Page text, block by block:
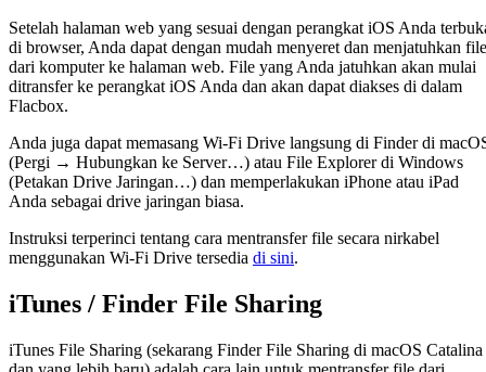
Setelah halaman web yang sesuai dengan perangkat iOS Anda
di browser, Anda dapat dengan mudah menyeret dan menjatuhkan file
dari komputer ke halaman web. File yang Anda jatuhkan akan mulai
ditransfer ke perangkat iOS Anda dan akan dapat diakses di dalam
Flacbox.
Anda juga dapat memasang Wi-Fi Drive langsung di Finder di
(Pergi → Hubungkan ke Server…) atau File Explorer di Windows
(Petakan Drive Jaringan…) dan memperlakukan iPhone atau iPad
Anda sebagai drive jaringan biasa.
Instruksi terperinci tentang cara mentransfer file secara nirkabel
menggunakan Wi-Fi Drive tersedia di sini.
iTunes / Finder File Sharing
iTunes File Sharing (sekarang Finder File Sharing di macOS Catalina